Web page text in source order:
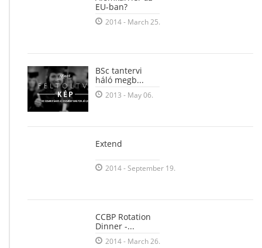
EU-ban?
2014 - March 25.
BSc tantervi
háló megb...
2013 - May 06.
Extend
2014 - September 19.
CCBP Rotation
Dinner -...
2014 - March 26.